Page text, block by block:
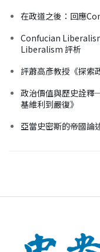
在政道之後：回應
Confucian
Liberalism 評析
評蕭高彥教授《探索
政治價值與歷史詮釋
基維利到嚴復》
亞當史密斯的帝國論